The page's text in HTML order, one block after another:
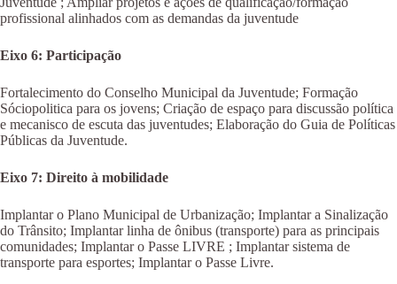
profissional alinhados com as demandas da juventude
Eixo 6: Participação
Fortalecimento do Conselho Municipal da Juventude; Formação
Sóciopolitica para os jovens; Criação de espaço para discussão política
e mecanisco de escuta das juventudes; Elaboração do Guia de Políticas
Públicas da Juventude.
Eixo 7: Direito à mobilidade
Implantar o Plano Municipal de Urbanização; Implantar a Sinalização
do Trânsito; Implantar linha de ônibus (transporte) para as principais
comunidades; Implantar o Passe LIVRE ; Implantar sistema de
transporte para esportes; Implantar o Passe Livre.